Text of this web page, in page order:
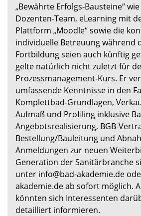
„Bewährte Erfolgs-Bausteine“
Dozenten-Team, eLearning mit
Plattform „Moodle“ sowie die
individuelle Betreuung während
Fortbildung seien auch künftig
gelte natürlich nicht zuletzt für
Prozessmanagement-Kurs. Er
umfassende Kenntnisse in den
Komplettbad-Grundlagen,
Aufmaß und Profiling inklusive
Angebotsrealisierung, BGB-
Bestellung/Bauleitung und
Anmeldungen zur neuen
Generation der Sanitärbranche
unter info@bad-akademie.de
akademie.de ab sofort möglich.
könnten sich Interessenten
detailliert informieren.